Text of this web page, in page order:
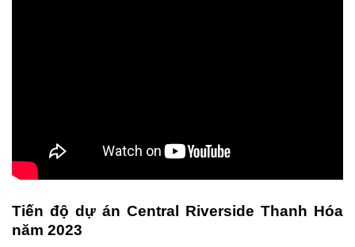
Tiến độ dự án Central Riverside Thanh Hóa
năm 2023